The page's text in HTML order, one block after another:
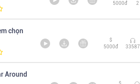
5000đ
2
chọn
$
5000đ
33587
Around